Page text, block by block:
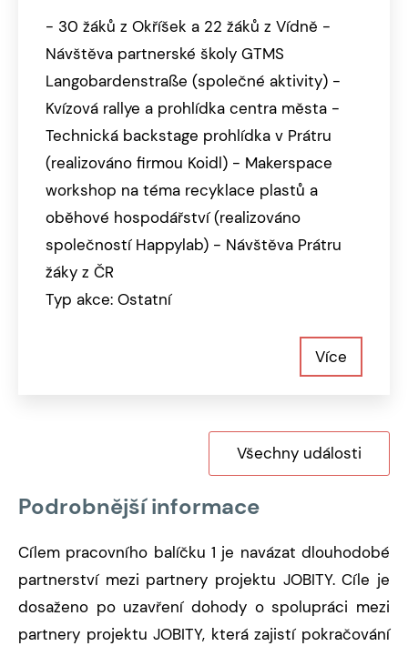
- 30 žáků z Okříšek a 22 žáků z Vídně -
Návštěva partnerské školy GTMS
Langobardenstraße (společné aktivity) -
Kvízová rallye a prohlídka centra města -
Technická backstage prohlídka v Prátru
(realizováno firmou Koidl) - Makerspace
workshop na téma recyklace plastů a
oběhové hospodářství (realizováno
společností Happylab) - Návštěva Prátru
žáky z ČR
Typ akce: Ostatní
Více
Všechny události
Podrobnější informace
Cílem pracovního balíčku 1 je navázat dlouhodobé
partnerství mezi partnery projektu JOBITY. Cíle je
dosaženo po uzavření dohody o spolupráci mezi
partnery projektu JOBITY, která zajistí pokračování